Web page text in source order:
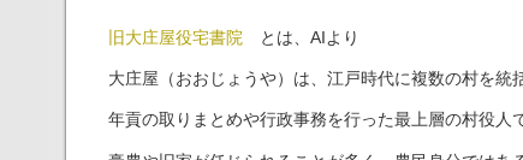
旧大庄屋役宅書院 とは、AIより
大庄屋（おおじょうや）は、江戸時代に複数の村を統
年貢の取りまとめや行政事務を行った最上層の村役人